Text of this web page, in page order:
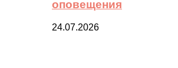
оповещения
24.07.2026